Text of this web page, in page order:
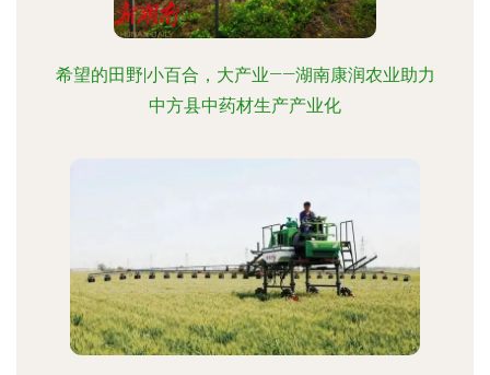
希望的田野|小百合，大产业——湖南康润农业助力
中方县中药材生产产业化